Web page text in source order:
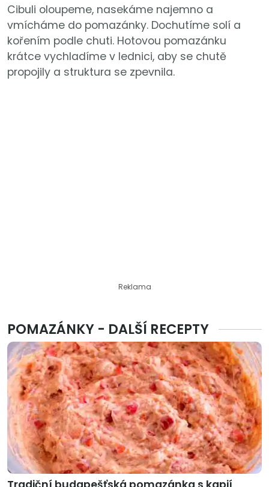
Cibuli oloupeme, nasekáme najemno a
vmícháme do pomazánky. Dochutíme solí a
kořením podle chuti. Hotovou pomazánku
krátce vychladíme v lednici, aby se chutě
propojily a struktura se zpevnila.
Reklama
POMAZÁNKY - DALŠÍ RECEPTY